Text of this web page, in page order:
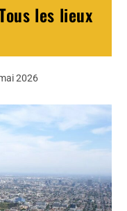
les lieux
2026